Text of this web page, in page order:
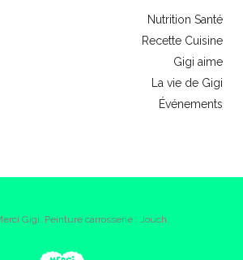
Nutrition Santé
Recette Cuisine
Gigi aime
La vie de Gigi
Événements
Gigi. Peinture carrosserie : Jouch.